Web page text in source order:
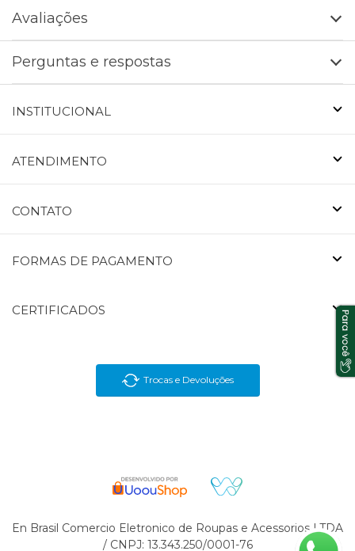
Avaliações
Perguntas e respostas
INSTITUCIONAL
ATENDIMENTO
CONTATO
FORMAS DE PAGAMENTO
CERTIFICADOS
Trocas e Devoluções
En Brasil Comercio Eletronico de Roupas e Acessorios LTDA
/ CNPJ: 13.343.250/0001-76